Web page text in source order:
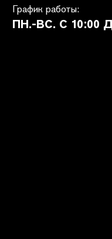
Оплата
Возврат и обмен B2B